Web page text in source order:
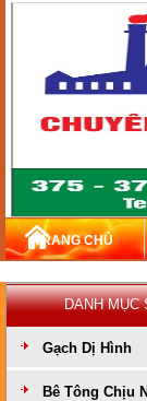
TRANG CHỦ
DANH MỤC
Gạch Dị Hình
Bê Tông Chịu